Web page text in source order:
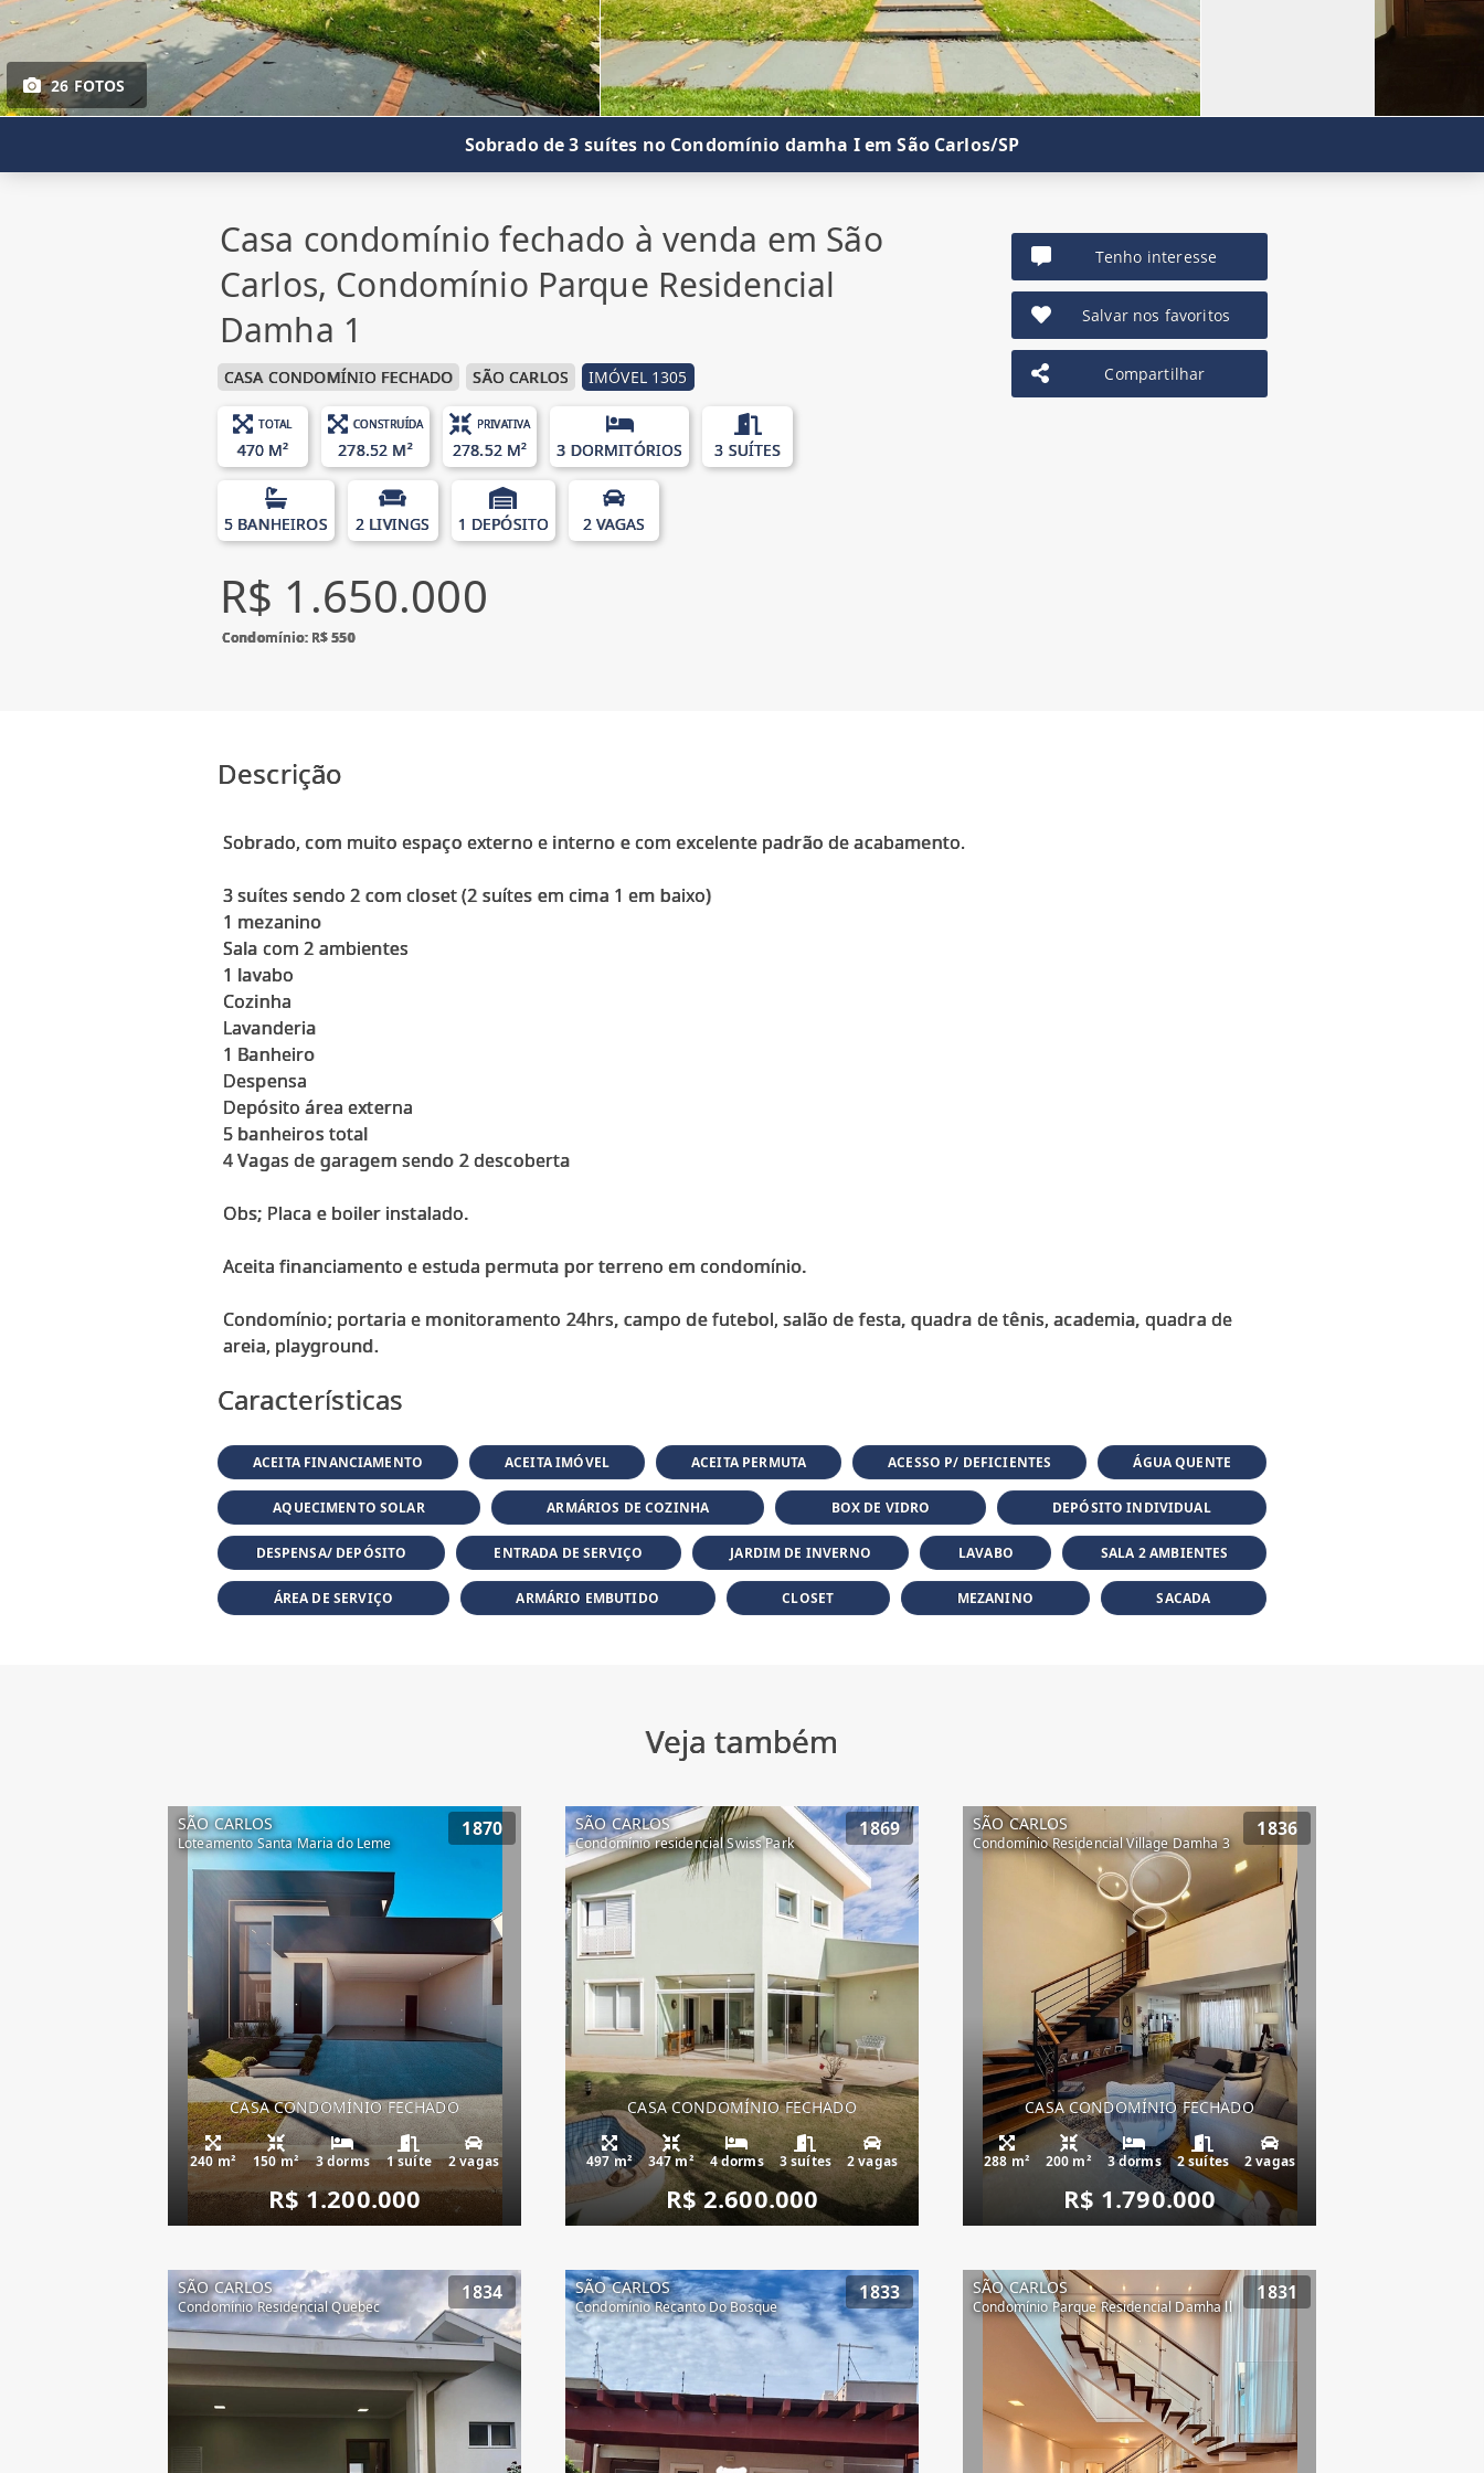
26 FOTOS
Sobrado de 3 suítes no Condomínio damha I em São Carlos/SP
Casa condomínio fechado à venda em São
Carlos, Condomínio Parque Residencial
Damha 1
CASA CONDOMÍNIO FECHADO SÃO CARLOS IMÓVEL 1305
TOTAL
470 M²
CONSTRUÍDA
278.52 M²
PRIVATIVA
278.52 M² 3 DORMITÓRIOS 3 SUÍTES
5 BANHEIROS 2 LIVINGS 1 DEPÓSITO 2 VAGAS
R$ 1.650.000
Condomínio: R$ 550
Tenho interesse
Salvar nos favoritos
Compartilhar
Descrição
Sobrado, com muito espaço externo e interno e com excelente padrão de acabamento.
3 suítes sendo 2 com closet (2 suítes em cima 1 em baixo)
1 mezanino
Sala com 2 ambientes
1 lavabo
Cozinha
Lavanderia
1 Banheiro
Despensa
Depósito área externa
5 banheiros total
4 Vagas de garagem sendo 2 descoberta
Obs; Placa e boiler instalado.
Aceita financiamento e estuda permuta por terreno em condomínio.
Condomínio; portaria e monitoramento 24hrs, campo de futebol, salão de festa, quadra de tênis, academia, quadra de
areia, playground.
Características
ACEITA FINANCIAMENTO ACEITA IMÓVEL ACEITA PERMUTA ACESSO P/ DEFICIENTES ÁGUA QUENTE
AQUECIMENTO SOLAR ARMÁRIOS DE COZINHA BOX DE VIDRO DEPÓSITO INDIVIDUAL
DESPENSA/ DEPÓSITO ENTRADA DE SERVIÇO JARDIM DE INVERNO LAVABO SALA 2 AMBIENTES
ÁREA DE SERVIÇO ARMÁRIO EMBUTIDO CLOSET MEZANINO SACADA
Veja também
SÃO CARLOS
Loteamento Santa Maria do Leme
1870
CASA CONDOMÍNIO FECHADO
240 m² 150 m² 3 dorms 1 suíte 2 vagas
R$ 1.200.000
SÃO CARLOS
Condomínio residencial Swiss Park
1869
CASA CONDOMÍNIO FECHADO
497 m² 347 m² 4 dorms 3 suítes 2 vagas
R$ 2.600.000
SÃO CARLOS
Condomínio Residencial Village Damha 3
1836
CASA CONDOMÍNIO FECHADO
288 m² 200 m² 3 dorms 2 suítes 2 vagas
R$ 1.790.000
SÃO CARLOS
Condomínio Residencial Quebec
1834 SÃO CARLOS
Condomínio Recanto Do Bosque
1833 SÃO CARLOS
Condomínio Parque Residencial Damha ll
1831